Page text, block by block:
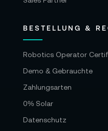
BESTELLUNG &
Robotics Operator
Demo & Gebrauchte
Zahlungsarten
0% Solar
Datenschutz